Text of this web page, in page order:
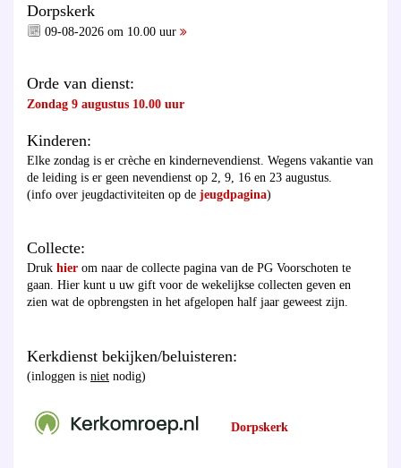
Dorpskerk
09-08-2026 om 10.00 uur
Orde van dienst:
Zondag 9 augustus 10.00 uur
Kinderen:
Elke zondag is er crèche en kindernevendienst. Wegens vakantie van
de leiding is er geen nevendienst op 2, 9, 16 en 23 augustus.
(info over jeugdactiviteiten op de jeugdpagina)
Collecte:
Druk hier om naar de collecte pagina van de PG Voorschoten te
gaan. Hier kunt u uw gift voor de wekelijkse collecten geven en
zien wat de opbrengsten in het afgelopen half jaar geweest zijn.
Kerkdienst bekijken/beluisteren:
(inloggen is niet nodig)
Dorpskerk